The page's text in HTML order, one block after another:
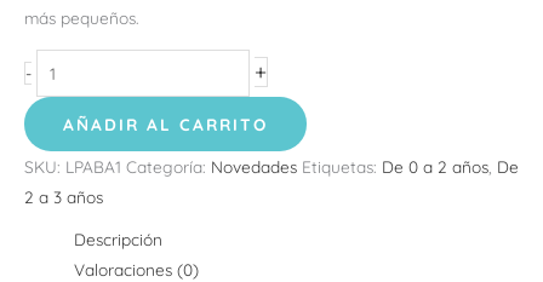
más pequeños.
- +
AÑADIR AL CARRITO
SKU: LPABA1 Categoría: Novedades Etiquetas: De 0 a 2 años, De
2 a 3 años
Descripción
Valoraciones (0)